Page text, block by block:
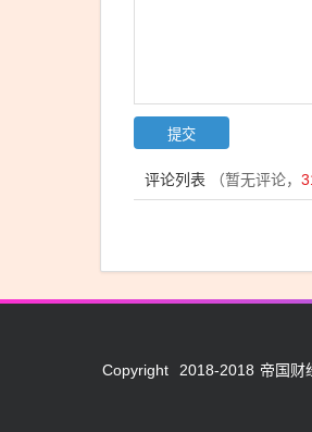
评论列表 （暂无评论，
Copyright 2018-2018 帝国财